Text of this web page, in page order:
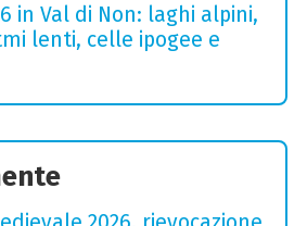
in Val di Non: laghi alpini,
lenti, celle ipogee e